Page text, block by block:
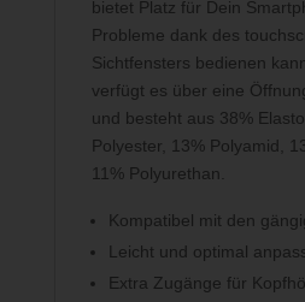
bietet Platz für Dein
Probleme dank des
Sichtfensters bedienen
verfügt es über eine
und besteht aus 38%
Polyester, 13% Polyamid,
11% Polyurethan.
Kompatibel mit den
Leicht und optimal
Extra Zugänge für